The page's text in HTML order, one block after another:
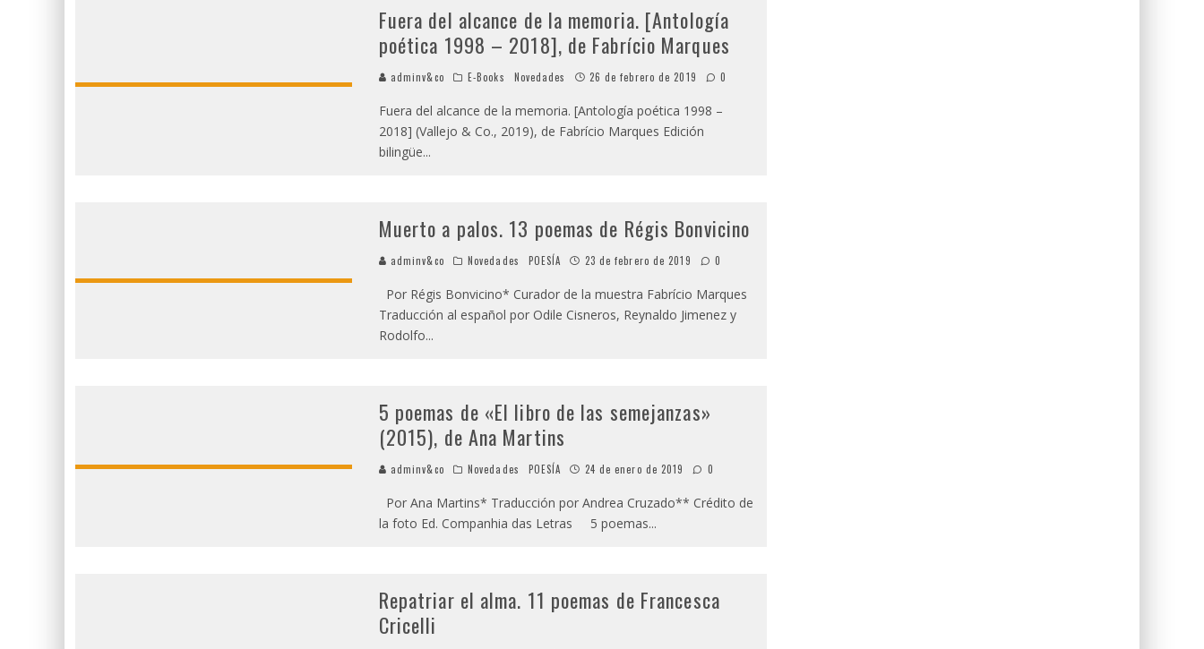
Fuera del alcance de la memoria. [Antología
poética 1998 – 2018], de Fabrício Marques
adminv&co E-Books Novedades 26 de febrero de 2019 0
Fuera del alcance de la memoria. [Antología poética 1998 –
2018] (Vallejo & Co., 2019), de Fabrício Marques Edición
bilingüe...
Muerto a palos. 13 poemas de Régis Bonvicino
adminv&co Novedades POESÍA 23 de febrero de 2019 0
Por Régis Bonvicino* Curador de la muestra Fabrício Marques
Traducción al español por Odile Cisneros, Reynaldo Jimenez y
Rodolfo...
5 poemas de «El libro de las semejanzas»
(2015), de Ana Martins
adminv&co Novedades POESÍA 24 de enero de 2019 0
Por Ana Martins* Traducción por Andrea Cruzado** Crédito de
la foto Ed. Companhia das Letras 5 poemas...
Repatriar el alma. 11 poemas de Francesca
Cricelli